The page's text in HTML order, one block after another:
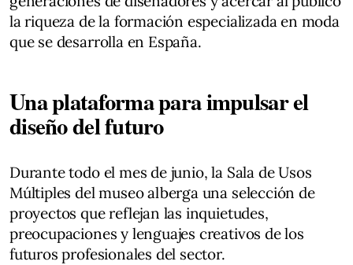
la riqueza de la formación especializada en moda
que se desarrolla en España.
Una plataforma para impulsar el
diseño del futuro
Durante todo el mes de junio, la Sala de Usos
Múltiples del museo alberga una selección de
proyectos que reflejan las inquietudes,
preocupaciones y lenguajes creativos de los
futuros profesionales del sector.